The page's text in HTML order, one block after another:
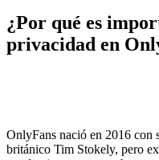
¿Por qué es
privacidad en
OnlyFans nació en 2016 con
británico Tim Stokely, pero